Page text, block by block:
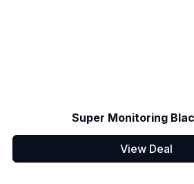
Super Monitoring
View Deal